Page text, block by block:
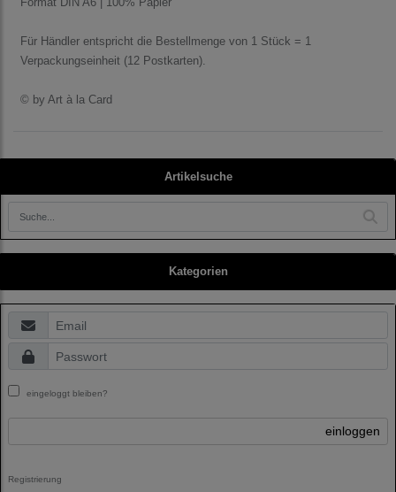
Artikelsuche
Kategorien
eingeloggt bleiben?
einloggen
Registrierung
Für Händler entspricht die Bestellmenge von 1 Stück = 1
Verpackungseinheit (12 Postkarten).
© by Art à la Card